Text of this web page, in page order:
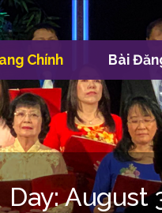
Chính Bài
Day:August